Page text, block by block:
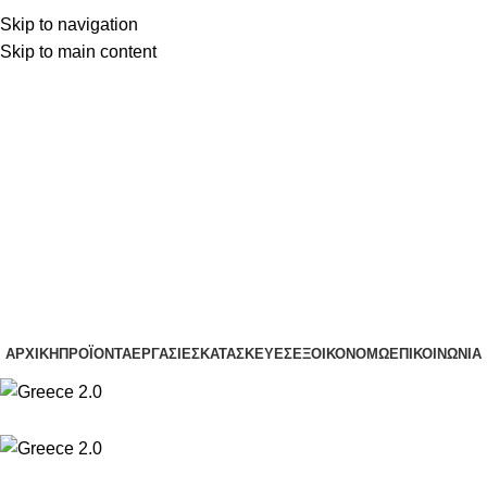
Skip to navigation
Skip to main content
(+30) 22210 22370
ΑΡΧΙΚΉ ΠΡΟΪΌΝΤΑΕΡΓΑΣΊΕΣΚΑΤΑΣΚΕΥΈΣΕΞΟΙΚΟΝΟΜΏΕΠΙΚΟΙΝΩΝΊΑ